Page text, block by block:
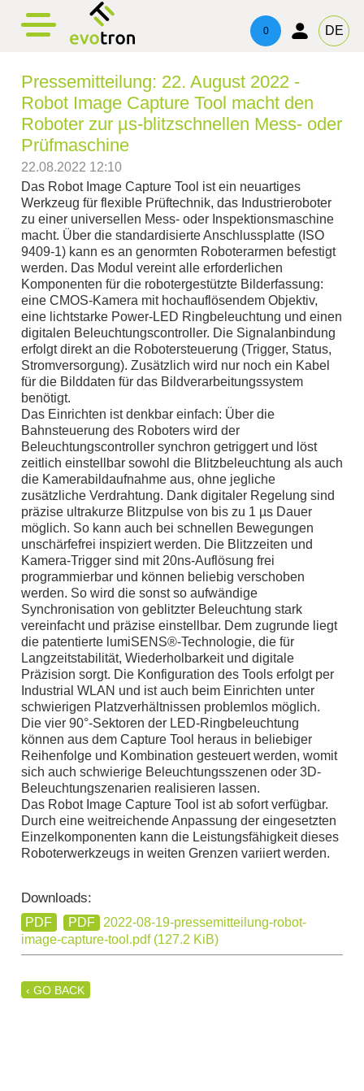
0 DE
Pressemitteilung: 22. August 2022 -
Robot Image Capture Tool macht den
Roboter zur µs-blitzschnellen Mess- oder
Prüfmaschine
22.08.2022 12:10
Das Robot Image Capture Tool ist ein neuartiges
Werkzeug für flexible Prüftechnik, das Industrieroboter
zu einer universellen Mess- oder Inspektionsmaschine
macht. Über die standardisierte Anschlussplatte (ISO
9409-1) kann es an genormten Roboterarmen befestigt
werden. Das Modul vereint alle erforderlichen
Komponenten für die robotergestützte Bilderfassung:
eine CMOS-Kamera mit hochauflösendem Objektiv,
eine lichtstarke Power-LED Ringbeleuchtung und einen
digitalen Beleuchtungscontroller. Die Signalanbindung
erfolgt direkt an die Robotersteuerung (Trigger, Status,
Stromversorgung). Zusätzlich wird nur noch ein Kabel
für die Bilddaten für das Bildverarbeitungssystem
benötigt.
Das Einrichten ist denkbar einfach: Über die
Bahnsteuerung des Roboters wird der
Beleuchtungscontroller synchron getriggert und löst
zeitlich einstellbar sowohl die Blitzbeleuchtung als auch
die Kamerabildaufnahme aus, ohne jegliche
zusätzliche Verdrahtung. Dank digitaler Regelung sind
präzise ultrakurze Blitzpulse von bis zu 1 µs Dauer
möglich. So kann auch bei schnellen Bewegungen
unschärfefrei inspiziert werden. Die Blitzzeiten und
Kamera-Trigger sind mit 20ns-Auflösung frei
programmierbar und können beliebig verschoben
werden. So wird die sonst so aufwändige
Synchronisation von geblitzter Beleuchtung stark
vereinfacht und präzise einstellbar. Dem zugrunde liegt
die patentierte lumiSENS®-Technologie, die für
Langzeitstabilität, Wiederholbarkeit und digitale
Präzision sorgt. Die Konfiguration des Tools erfolgt per
Industrial WLAN und ist auch beim Einrichten unter
schwierigen Platzverhältnissen problemlos möglich.
Die vier 90°-Sektoren der LED-Ringbeleuchtung
können aus dem Capture Tool heraus in beliebiger
Reihenfolge und Kombination gesteuert werden, womit
sich auch schwierige Beleuchtungsszenen oder 3D-
Beleuchtungszenarien realisieren lassen.
Das Robot Image Capture Tool ist ab sofort verfügbar.
Durch eine weitreichende Anpassung der eingesetzten
Einzelkomponenten kann die Leistungsfähigkeit dieses
Roboterwerkzeugs in weiten Grenzen variiert werden.
Downloads:
PDF
2022-08-19-pressemitteilung-robot-
image-capture-tool.pdf (127.2 KiB)
‹ GO BACK
evotronControl
evotronLight
Four Side Light
Ring Light
Spot Light
Area Light
Three Side Light
evotronControl
Robot Image Capture Tool
evotronacademy
Technical Advice & Support
Imprint
Privacy